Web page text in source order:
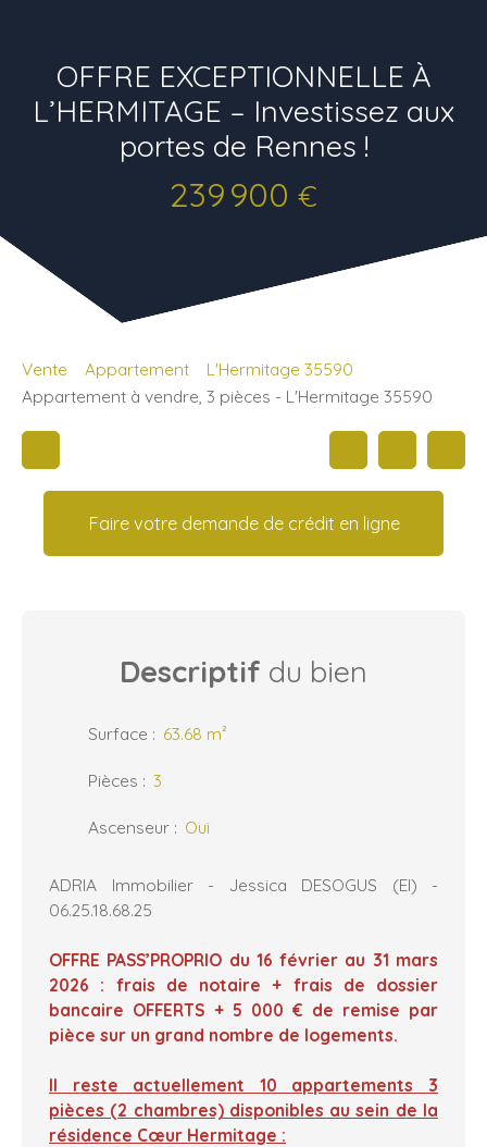
OFFRE EXCEPTIONNELLE À
L’HERMITAGE – Investissez aux
portes de Rennes !
239 900 €
Vente Appartement
L'Hermitage 35590
Appartement à vendre, 3 pièces - L'Hermitage 35590
Faire votre demande de crédit en ligne
Descriptif du bien
Surface : 63.68 m²
Pièces : 3
Ascenseur : Oui
ADRIA Immobilier - Jessica DESOGUS (EI) -
06.25.18.68.25
OFFRE PASS’PROPRIO du 16 février au 31 mars
2026 : frais de notaire + frais de dossier
bancaire OFFERTS + 5 000 € de remise par
pièce sur un grand nombre de logements.
Il reste actuellement 10 appartements 3
pièces (2 chambres) disponibles au sein de la
résidence Cœur Hermitage :